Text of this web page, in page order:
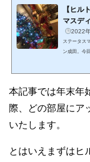
【ヒル
マスデ
2022
ステータス
ン成田。今
写真をふん
ン店舗概要
本記事では年末年
際、どの部屋にア
いたします。
とはいえまずはヒ